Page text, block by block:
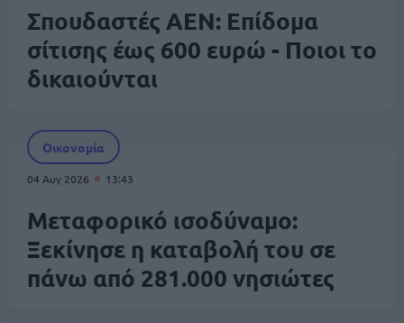
Σπουδαστές ΑΕΝ: Επίδομα
σίτισης έως 600 ευρώ - Ποιοι το
δικαιούνται
Οικονομία
04 Αυγ 2026 13:43
Μεταφορικό ισοδύναμο:
Ξεκίνησε η καταβολή του σε
πάνω από 281.000 νησιώτες